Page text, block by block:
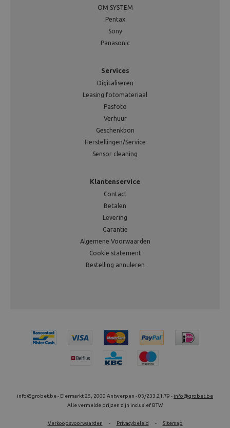
OM SYSTEM
Pentax
Sony
Panasonic
Services
Digitaliseren
Leasing fotomateriaal
Pasfoto
Verhuur
Geschenkbon
Herstellingen/Service
Sensor cleaning
Klantenservice
Contact
Betalen
Levering
Garantie
Algemene Voorwaarden
Cookie statement
Bestelling annuleren
info@grobet.be - Eiermarkt 25, 2000 Antwerpen - 03/233.21.79 - info@grobet.be
Alle vermelde prijzen zijn inclusief BTW
Verkoopsvoorwaarden - Privacybeleid - Sitemap